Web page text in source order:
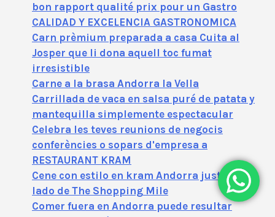
bon rapport qualité prix pour un Gastro
CALIDAD Y EXCELENCIA GASTRONOMICA
Carn prèmium preparada a casa Cuita al
Josper que li dona aquell toc fumat
irresistible
Carne a la brasa Andorra la Vella
Carrillada de vaca en salsa puré de patata y
mantequilla simplemente espectacular
Celebra les teves reunions de negocis
conferències o sopars d'empresa a
RESTAURANT KRAM
Cene con estilo en kram Andorra justo al
lado de The Shopping Mile
Comer fuera en Andorra puede resultar